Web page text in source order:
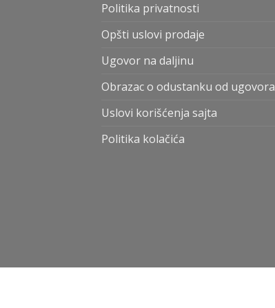
Politika privatnosti
Opšti uslovi prodaje
Ugovor na daljinu
Obrazac o odustanku od ugovora
Uslovi korišćenja sajta
Politika kolačića